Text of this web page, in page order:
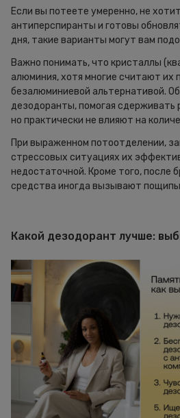
Если вы потеете умеренно, не
антиперспиранты и готовы
дня, такие варианты могут вам
Важно понимать, что кристаллы
алюминия, хотя многие считают их
безалюминиевой альтернативой.
дезодоранты, помогая сдерживать
но практически не влияют на
При выраженном потоотделении,
стрессовых ситуациях их
недостаточной. Кроме того, после
средства иногда вызывают
Какой дезодорант лучше: